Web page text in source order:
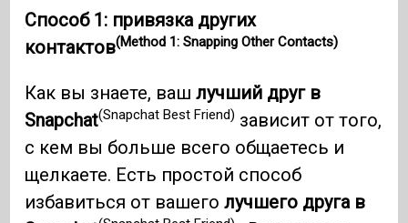
Способ 1: привязка других
контактов(Method 1: Snapping Other Contacts)
Как вы знаете, вашлучший друг в
Snapchat(Snapchat Best Friend) зависит от того,
с кем вы больше всего общаетесь и
щелкаете. Есть простой способ
избавиться от вашеголучшего друга в